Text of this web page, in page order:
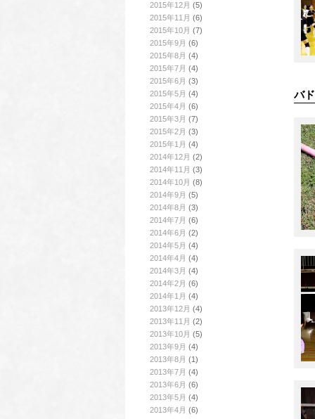
2015年12月 (5)
2015年11月 (6)
2015年10月 (7)
2015年9月 (6)
2015年8月 (4)
2015年7月 (4)
2015年6月 (3)
2015年5月 (4)
2015年4月 (6)
2015年3月 (7)
2015年2月 (3)
2015年1月 (4)
2014年12月 (2)
2014年11月 (3)
2014年10月 (8)
2014年9月 (5)
2014年8月 (3)
2014年7月 (6)
2014年6月 (2)
2014年5月 (4)
2014年4月 (4)
2014年3月 (4)
2014年2月 (6)
2014年1月 (4)
2013年12月 (4)
2013年11月 (2)
2013年10月 (5)
2013年9月 (4)
2013年8月 (1)
2013年7月 (4)
2013年6月 (6)
2013年5月 (4)
2013年4月 (6)
バ